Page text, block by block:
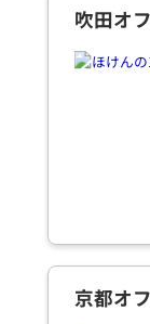
吹田オ
京都オ